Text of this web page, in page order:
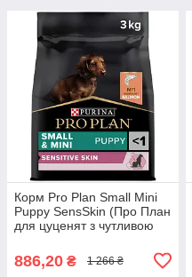
Корм Pro Plan Small Mini
Puppy SensSkin (Про План
для цуценят з чутливою
3кг
886,20 ₴ 1 266 ₴